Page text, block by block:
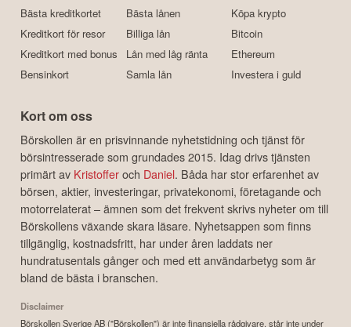
Bästa kreditkortet
Kreditkort för resor
Kreditkort med bonus
Bensinkort
Bästa lånen
Billiga lån
Lån med låg ränta
Samla lån
Köpa krypto
Bitcoin
Ethereum
Investera i guld
Kort om oss
Börskollen är en prisvinnande nyhetstidning och tjänst för
börsintresserade som grundades 2015. Idag drivs tjänsten
primärt av Kristofferoch Daniel. Båda har stor erfarenhet av
börsen, aktier, investeringar, privatekonomi, företagande och
motorrelaterat – ämnen som det frekvent skrivs nyheter om till
Börskollens växande skara läsare. Nyhetsappen som finns
tillgänglig, kostnadsfritt, har under åren laddats ner
hundratusentals gånger och med ett användarbetyg som är
bland de bästa i branschen.
Disclaimer
Börskollen Sverige AB ("Börskollen") är inte finansiella rådgivare, står inte under